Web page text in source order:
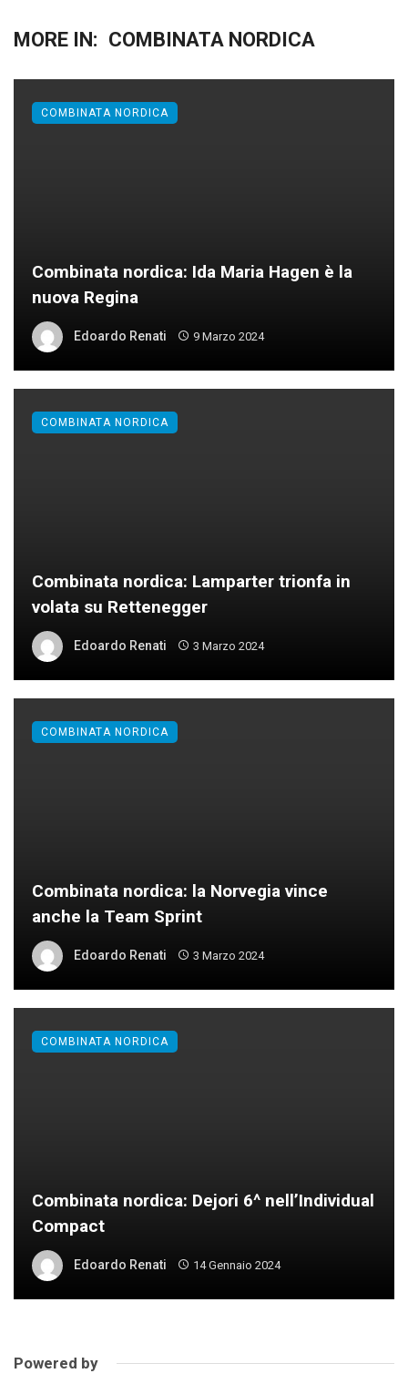
MORE IN: COMBINATA NORDICA
Combinata nordica: Ida Maria Hagen è la
nuova Regina
Edoardo Renati 9 Marzo 2024
COMBINATA NORDICA
Combinata nordica: Lamparter trionfa in
volata su Rettenegger
Edoardo Renati 3 Marzo 2024
COMBINATA NORDICA
Combinata nordica: la Norvegia vince
anche la Team Sprint
Edoardo Renati 3 Marzo 2024
COMBINATA NORDICA
Combinata nordica: Dejori 6^ nell’Individual
Compact
Edoardo Renati 14 Gennaio 2024
COMBINATA NORDICA
Powered by